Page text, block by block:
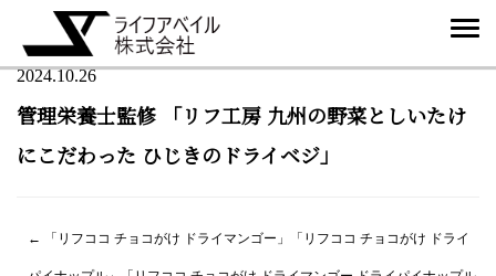
2024.10.26
管理栄養士監修 「リフ工房 九州の野菜としいたけ
にこだわった ひじきのドライベジ」
投← 「リフココ チョコがけ ドライマンゴー」「リフココ チョコがけ ドライ